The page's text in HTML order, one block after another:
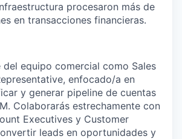
procesaron más de
en transacciones financieras.
del equipo comercial como Sales
enfocado/a en
y generar pipeline de cuentas
Colaborarás estrechamente con
Executives y Customer
leads en oportunidades y